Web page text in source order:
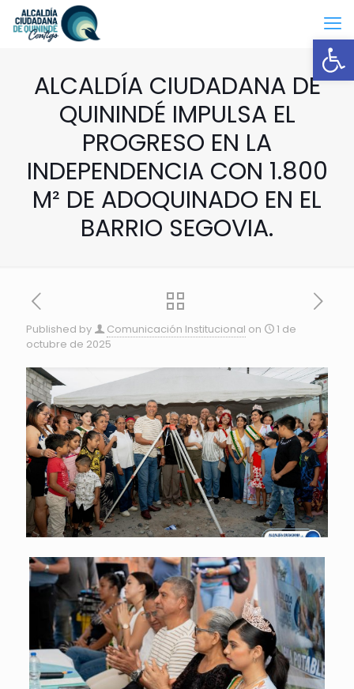
ALCALDÍA CIUDADANA DE
QUININDÉ IMPULSA EL
PROGRESO EN LA
INDEPENDENCIA CON 1.800
M² DE ADOQUINADO EN EL
BARRIO SEGOVIA.
Published by Comunicación Institucional on
1 de
octubre de 2025